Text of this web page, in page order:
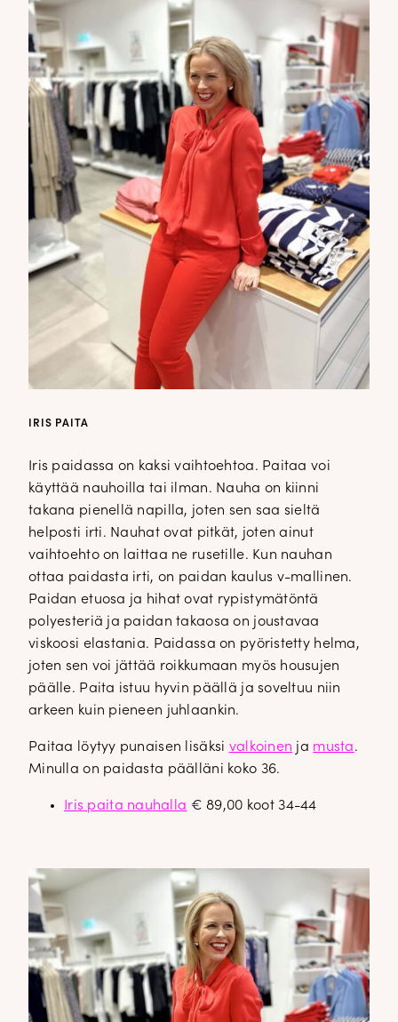
IRIS PAITA
Iris paidassa on kaksi vaihtoehtoa. Paitaa voi
käyttää nauhoilla tai ilman. Nauha on kiinni
takana pienellä napilla, joten sen saa sieltä
helposti irti. Nauhat ovat pitkät, joten ainut
vaihtoehto on laittaa ne rusetille. Kun nauhan
ottaa paidasta irti, on paidan kaulus v-mallinen.
Paidan etuosa ja hihat ovat rypistymätöntä
polyesteriä ja paidan takaosa on joustavaa
viskoosi elastania. Paidassa on pyöristetty helma,
joten sen voi jättää roikkumaan myös housujen
päälle. Paita istuu hyvin päällä ja soveltuu niin
arkeen kuin pieneen juhlaankin.
Paitaa löytyy punaisen lisäksi valkoinen ja musta.
Minulla on paidasta päälläni koko 36.
Iris paita nauhalla € 89,00 koot 34-44